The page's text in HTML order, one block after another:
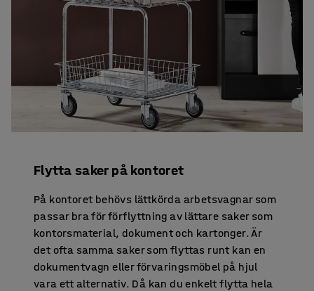
Flytta saker på kontoret
På kontoret behövs lättkörda arbetsvagnar som
passar bra för förflyttning av lättare saker som
kontorsmaterial, dokument och kartonger. Är
det ofta samma saker som flyttas runt kan en
dokumentvagn eller förvaringsmöbel på hjul
vara ett alternativ. Då kan du enkelt flytta hela